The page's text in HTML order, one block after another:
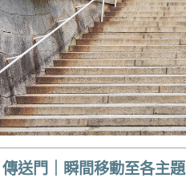
傳送門｜瞬間移動至各主題